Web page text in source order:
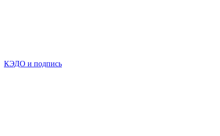
КЭДО и подпись